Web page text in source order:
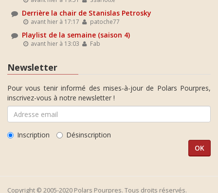
Derrière la chair de Stanislas Petrosky
avant hier à 17:17 patoche77
Playlist de la semaine (saison 4)
avant hier à 13:03 Fab
Newsletter
Pour vous tenir informé des mises-à-jour de Polars Pourpres,
inscrivez-vous à notre newsletter !
Inscription Désinscription
Copyright © 2005-2020 Polars Pourpres. Tous droits réservés.